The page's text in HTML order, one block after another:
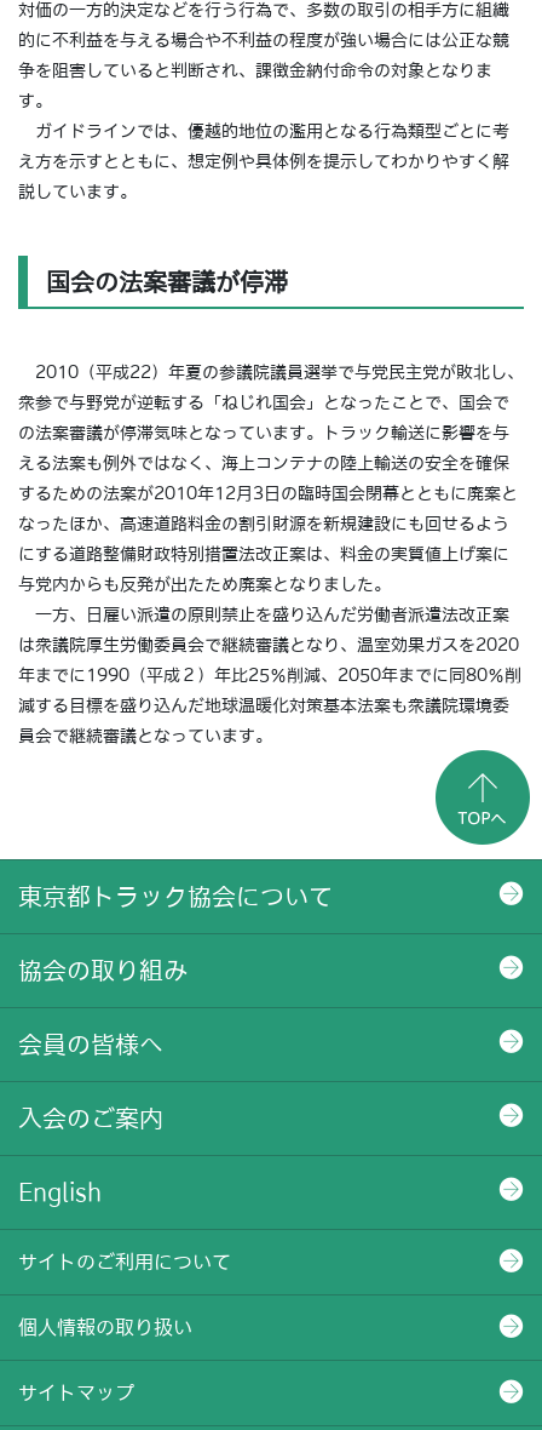
対価の一方的決定などを行う行為で、多数の取引の相手方に組織
的に不利益を与える場合や不利益の程度が強い場合には公正な競
争を阻害していると判断され、課徴金納付命令の対象となりま
す。
ガイドラインでは、優越的地位の濫用となる行為類型ごとに考
え方を示すとともに、想定例や具体例を提示してわかりやすく解
説しています。
国会の法案審議が停滞
2010（平成22）年夏の参議院議員選挙で与党民主党が敗北し、
衆参で与野党が逆転する「ねじれ国会」となったことで、国会で
の法案審議が停滞気味となっています。トラック輸送に影響を与
える法案も例外ではなく、海上コンテナの陸上輸送の安全を確保
するための法案が2010年12月3日の臨時国会閉幕とともに廃案と
なったほか、高速道路料金の割引財源を新規建設にも回せるよう
にする道路整備財政特別措置法改正案は、料金の実質値上げ案に
与党内からも反発が出たため廃案となりました。
一方、日雇い派遣の原則禁止を盛り込んだ労働者派遣法改正案
は衆議院厚生労働委員会で継続審議となり、温室効果ガスを2020
年までに1990（平成２）年比25％削減、2050年までに同80％削
減する目標を盛り込んだ地球温暖化対策基本法案も衆議院環境委
員会で継続審議となっています。
東京都トラック協会について
協会の取り組み
会員の皆様へ
入会のご案内
English
サイトのご利用について
個人情報の取り扱い
サイトマップ